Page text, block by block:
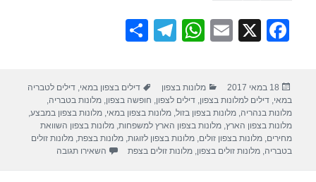
F
e
b
o
X
E
W
s
A
p
T
gr
a
m
e
פורסם
בתאריך
18 במאי 2017 קטגוריות
מלונות בצפון תגיות
דילים בצפון במאי,דילים לטבריה
במאי,דילים למלונות בצפון,דילים לצפון, חופשה בצפון,מלונות בטבריה,
מלונות בנהריה,מלונות בצפון בזול,מלונות בצפון במאי,מלונות בצפון במבצע,
מלונות בצפון הארץ,מלונות בצפון הארץ למשפחות,מלונות בצפון השוואת
מחירים,מלונות בצפון זולים,מלונות בצפון לזוגות,מלונות בצפת,מלונות זולים
בטבריה,מלונות זולים בצפון,מלונות זולים בצפת השאירו תגובה